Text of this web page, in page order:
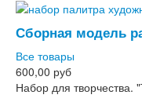
Сборная модель
Все товары
600,00 руб
Набор для творчества.